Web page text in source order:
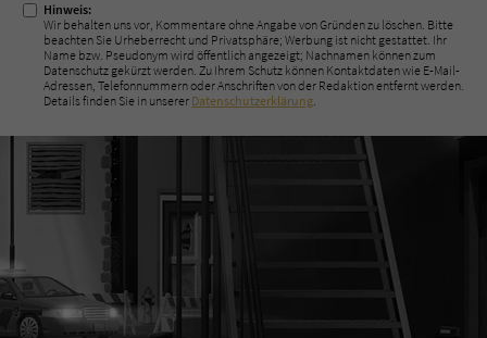
Hinweis:
Wir behalten uns vor, Kommentare ohne Angabe von Gründen zu löschen. Bitte
beachten Sie Urheberrecht und Privatsphäre; Werbung ist nicht gestattet. Ihr
Name bzw. Pseudonym wird öffentlich angezeigt; Nachnamen können zum
Datenschutz gekürzt werden. Zu Ihrem Schutz können Kontaktdaten wie E-Mail-
Adressen, Telefonnummern oder Anschriften von der Redaktion entfernt werden.
Details finden Sie in unserer Datenschutzerklärung.